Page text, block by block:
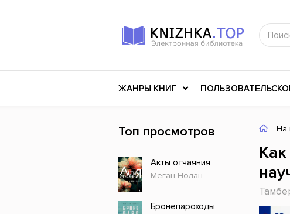
ЖАНРЫ КНИГ
Российское искусство
Детективы
Детские книги
Медицина и
Мемуары и
На
Топ просмотров
Акты отчаяния
Меган Нолан
Бронепароходы